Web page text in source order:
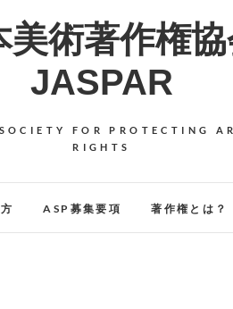
美術著作権
JASPAR
FOR PROTECTING
RIGHTS
ASP募集要項 著作権とは？